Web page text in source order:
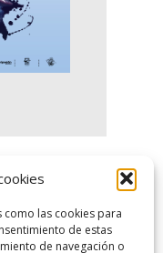
como las cookies para
de estas
de navegación o